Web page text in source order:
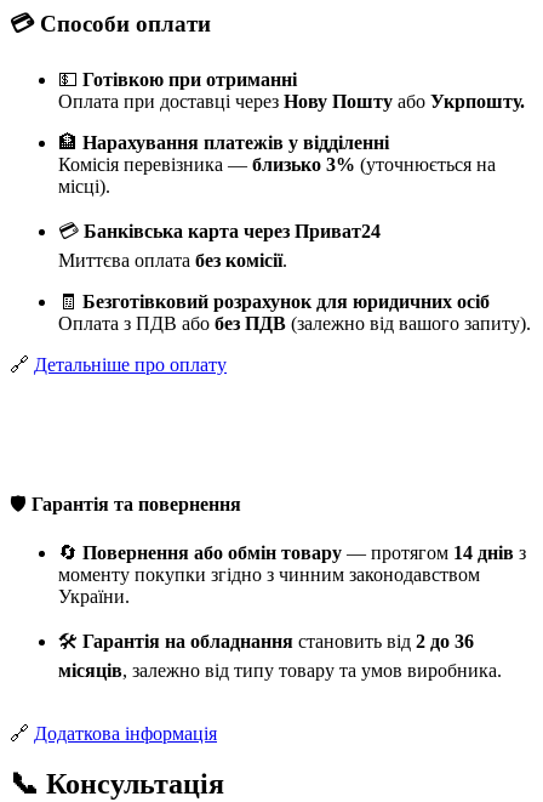
💳 Способи оплати
💵 Готівкою при отриманні
Оплата при доставці через Нову Пошту або Укрпошту.
🏦 Нарахування платежів у відділенні
Комісія перевізника — близько 3% (уточнюється на
місці).
💳 Банківська карта через Приват24
Миттєва оплата без комісії.
🧾 Безготівковий розрахунок для юридичних осіб
Оплата з ПДВ або без ПДВ (залежно від вашого запиту).
🔗 Детальніше про оплату
🛡️ Гарантія та повернення
🔄 Повернення або обмін товару — протягом 14 днів з
моменту покупки згідно з чинним законодавством
України.
🛠️ Гарантія на обладнання становить від 2 до 36
місяців, залежно від типу товару та умов виробника.
🔗 Додаткова інформація
📞 Консультація